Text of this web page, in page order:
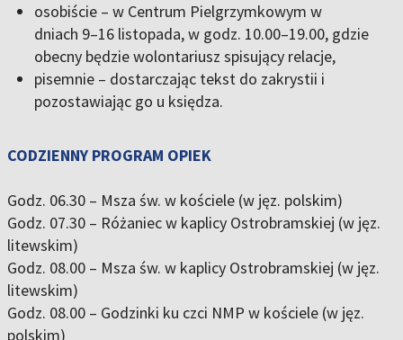
osobiście – w Centrum Pielgrzymkowym w
dniach 9–16 listopada, w godz. 10.00–19.00, gdzie
obecny będzie wolontariusz spisujący relacje,
pisemnie – dostarczając tekst do zakrystii i
pozostawiając go u księdza.
CODZIENNY PROGRAM OPIEK
Godz. 06.30 – Msza św. w kościele (w jęz. polskim)
Godz. 07.30 – Różaniec w kaplicy Ostrobramskiej (w jęz.
litewskim)
Godz. 08.00 – Msza św. w kaplicy Ostrobramskiej (w jęz.
litewskim)
Godz. 08.00 – Godzinki ku czci NMP w kościele (w jęz.
polskim)